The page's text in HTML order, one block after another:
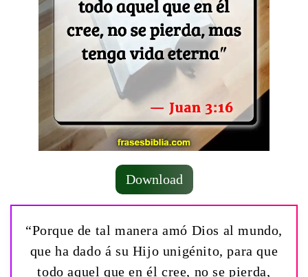
Download
“Porque de tal manera amó Dios al mundo,
que ha dado á su Hijo unigénito, para que
todo aquel que en él cree, no se pierda,